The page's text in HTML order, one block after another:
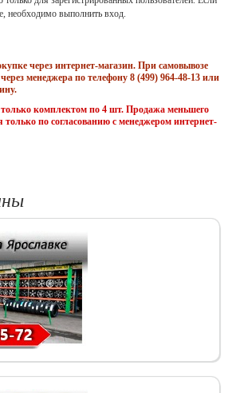
необходимо выполнить вход.
через интернет-магазин. При самовывозе
менеджера по телефону 8 (499) 964-48-13 или
комплектом по 4 шт. Продажа меньшего
только по согласованию с менеджером интернет-